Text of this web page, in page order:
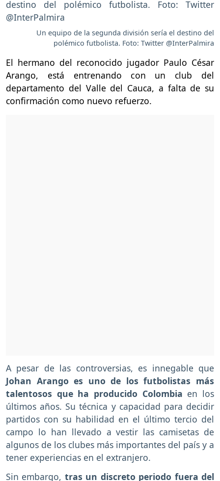
Un equipo de la segunda división sería el destino del
polémico futbolista. Foto: Twitter @InterPalmira
El hermano del reconocido jugador Paulo César
Arango, está entrenando con un club del
departamento del Valle del Cauca, a falta de su
confirmación como nuevo refuerzo.
A pesar de las controversias, es innegable que
Johan Arango es uno de los futbolistas más
talentosos que ha producido Colombia en los
últimos años. Su técnica y capacidad para decidir
partidos con su habilidad en el último tercio del
campo lo han llevado a vestir las camisetas de
algunos de los clubes más importantes del país y a
tener experiencias en el extranjero.
Sin embargo, tras un discreto periodo fuera del